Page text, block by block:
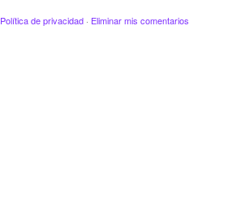
Política de privacidad · Eliminar mis comentarios